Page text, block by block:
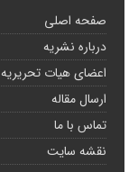
صفحه اصلی
درباره نشریه
اعضای هیات تحریریه
ارسال مقاله
تماس با ما
نقشه سایت